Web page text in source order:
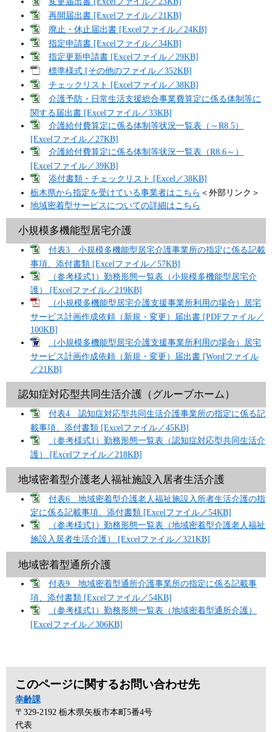
再開届出書 [Excelファイル／21KB]
廃止・休止届出書 [Excelファイル／24KB]
指定申請書 [Excelファイル／34KB]
指定更新申請書 [Excelファイル／29KB]
標準様式 [その他のファイル／352KB]
チェックリスト [Excelファイル／38KB]
介護予防・日常生活支援総合事業費算定に係る体制等に
関する届出書 [Excelファイル／33KB]
介護給付費算定に係る体制等状況一覧表（～R8.5）
[Excelファイル／27KB]
介護給付費算定に係る体制等状況一覧表（R8.6～）
[Excelファイル／39KB]
添付書類・チェックリスト [Excel／38KB]
栃木県から指定を受けている事業者はこちら ＜外部リンク＞
地域密着型サービスについての詳細はこちら
小規模多機能型居宅介護
付表3 小規模多機能型居宅介護事業所の指定に係る記載
事項、添付書類 [Excelファイル／57KB]
（参考様式1）勤務形態一覧表（小規模多機能型居宅介
護） [Excelファイル／219KB]
（小規模多機能型居宅介護支援事業所利用の場合）居宅
サービス計画作成依頼（新規・変更）届出書 [PDFファイル／
100KB]
（小規模多機能型居宅介護支援事業所利用の場合）居宅
サービス計画作成依頼（新規・変更）届出書 [Wordファイル
／21KB]
認知症対応型共同生活介護（グループホーム）
付表4 認知症対応型共同生活介護事業所の指定に係る記
載事項、添付書類 [Excelファイル／45KB]
（参考様式1）勤務形態一覧表（認知症対応型共同生活介
護） [Excelファイル／218KB]
地域密着型介護老人福祉施設入居者生活介護
付表6 地域密着型介護老人福祉施設入所者生活介護の指
定に係る記載事項、添付書類 [Excelファイル／54KB]
（参考様式1）勤務形態一覧表（地域密着型介護老人福祉
施設入居者生活介護） [Excelファイル／321KB]
地域密着型通所介護
付表9 地域密着型通所介護事業所の指定に係る記載事
項、添付書類 [Excelファイル／54KB]
（参考様式1）勤務形態一覧表（地域密着型通所介護）
[Excelファイル／306KB]
このページに関するお問い合わせ先
幸齢課
〒329-2192 栃木県矢板市本町5番4号
代表